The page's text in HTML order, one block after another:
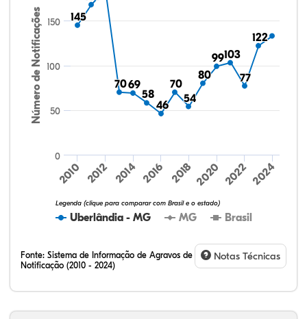
Número de Notificações 145
145
70
7069
69
58
58
46
46
70
70
54
54
80
80
99
99103
103
77
77
122
122
Uberlândia - MG MG Brasil
Legenda (clique para comparar com Brasil e o estado)
2010 2012 2014 2016 2018 2020 2022 2024
0
50
100
150
Fonte: Sistema de Informação de Agravos de
Notificação (2010 - 2024)
Notas Técnicas
31,88%
12,79%
0,59%
53,16%
0,20%
1,38%
32,57%
9,24%
0,46%
54,88%
1,27%
1,56%